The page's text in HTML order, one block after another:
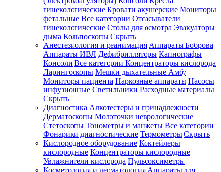
гинекологические Кровати акушерские Мониторы
фетальные Все категории Отсасыватели
гинекологические Столы для осмотра Эвакуаторы
дыма Кольпоскопы Скрыть
Анестезиология и реанимация Аппараты Боброва
Аппараты ИВЛ Дефибрилляторы Капнографы
Консоли Все категории Концентраторы кислорода
Ларингоскопы Мешки дыхательные Амбу
Мониторы пациента Наркозные аппараты Насосы
инфузионные Светильники Расходные материалы
Скрыть
Диагностика Алкотестеры и принадлежности
Дерматоскопы Молоточки неврологические
Стетоскопы Тонометры и манжеты Все категории
Фонарики диагностические Термометры Скрыть
Кислородное оборудование Коктейлеры
кислородные Концентраторы кислородные
Увлажнители кислорода Пульсоксиметры
Косметология и дерматология Аппараты для